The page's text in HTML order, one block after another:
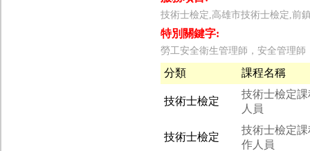
技術士檢定,高雄市技術士檢定,前
特別關鍵字:
勞工安全衛生管理師，安全管理
分類 課程名稱
技術士檢定
技術士檢定
人員
技術士檢定
技術士檢定
作人員